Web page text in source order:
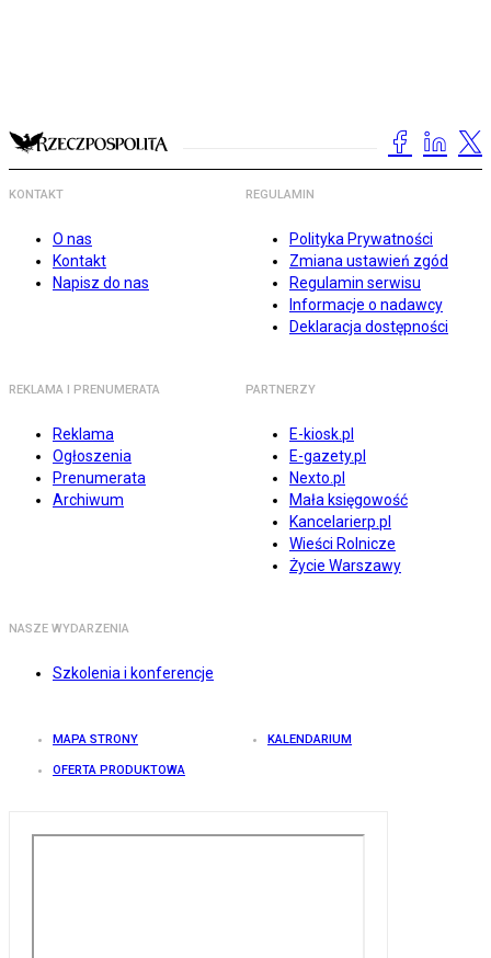
KONTAKT
O nas
Kontakt
Napisz do nas
REGULAMIN
Polityka Prywatności
Zmiana ustawień zgód
Regulamin serwisu
Informacje o nadawcy
Deklaracja dostępności
REKLAMA I PRENUMERATA
Reklama
Ogłoszenia
Prenumerata
Archiwum
PARTNERZY
E-kiosk.pl
E-gazety.pl
Nexto.pl
Mała księgowość
Kancelarierp.pl
Wieści Rolnicze
Życie Warszawy
NASZE WYDARZENIA
Szkolenia i konferencje
MAPA STRONY KALENDARIUM
OFERTA PRODUKTOWA